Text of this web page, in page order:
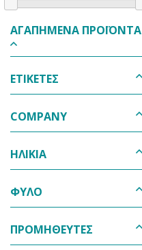
ΑΓΑΠΗΜΈΝΑ ΠΡΟΪΌΝΤΑ
ΕΤΙΚΈΤΕΣ
COMPANY
ΗΛΙΚΊΑ
ΦΎΛΟ
ΠΡΟΜΗΘΕΥΤΈΣ